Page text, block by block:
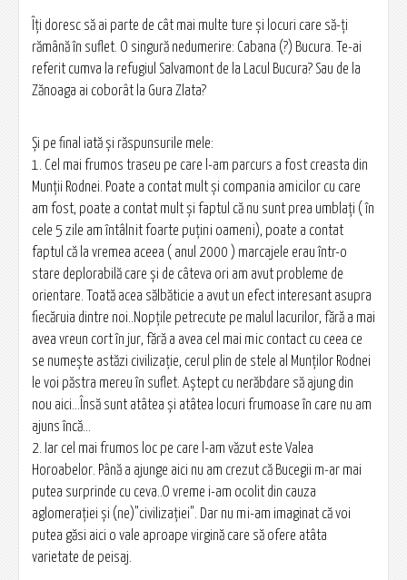
Îţi doresc să ai parte de cât mai multe ture şi locuri care să-ţi
rămână în suflet. O singură nedumerire: Cabana (?) Bucura. Te-ai
referit cumva la refugiul Salvamont de la Lacul Bucura? Sau de la
Zănoaga ai coborât la Gura Zlata?
Şi pe final iată şi răspunsurile mele:
1. Cel mai frumos traseu pe care l-am parcurs a fost creasta din
Munţii Rodnei. Poate a contat mult şi compania amicilor cu care
am fost, poate a contat mult şi faptul că nu sunt prea umblaţi ( în
cele 5 zile am întâlnit foarte puţini oameni), poate a contat
faptul că la vremea aceea ( anul 2000 ) marcajele erau într-o
stare deplorabilă care şi de câteva ori am avut probleme de
orientare. Toată acea sălbăticie a avut un efect interesant asupra
fiecăruia dintre noi..Nopţile petrecute pe malul lacurilor, fără a mai
avea vreun cort în jur, fără a avea cel mai mic contact cu ceea ce
se numeşte astăzi civilizaţie, cerul plin de stele al Munţilor Rodnei
le voi păstra mereu în suflet. Aştept cu nerăbdare să ajung din
nou aici...Însă sunt atâtea şi atâtea locuri frumoase în care nu am
ajuns încă...
2. Iar cel mai frumos loc pe care l-am văzut este Valea
Horoabelor. Până a ajunge aici nu am crezut că Bucegii m-ar mai
putea surprinde cu ceva..O vreme i-am ocolit din cauza
aglomeraţiei şi (ne)"civilizației". Dar nu mi-am imaginat că voi
putea găsi aici o vale aproape virgină care să ofere atâta
varietate de peisaj.